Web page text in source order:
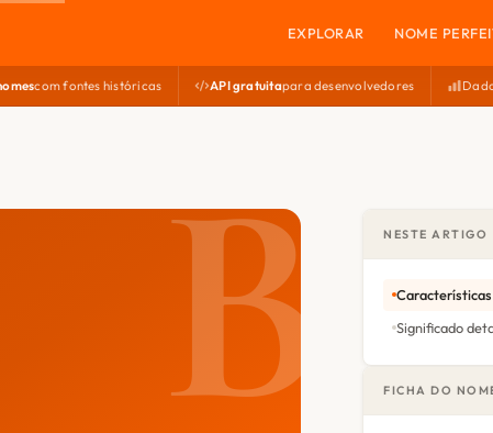
EXPLORAR NOME
com fontes históricas API gratuitapara desenvolvedores
NESTE ARTIGO
Características
Significado
FICHA DO